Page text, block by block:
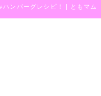
ンバーグレシピ！ | ともマム